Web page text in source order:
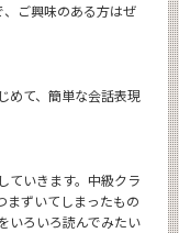
ご興味のある方はぜ
めて、簡単な会話表現
ていきます。中級クラ
まずいてしまったもの
いろいろ読んでみたい